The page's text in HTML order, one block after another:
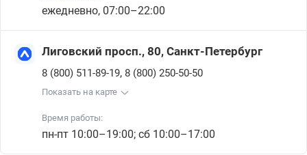
ежедневно, 07:00–22:00
Лиговский просп., 80, Санкт-Петербург
8 (800) 511-89-19, 8 (800) 250-50-50
Показать на карте
Время работы:
пн-пт 10:00–19:00; сб 10:00–17:00